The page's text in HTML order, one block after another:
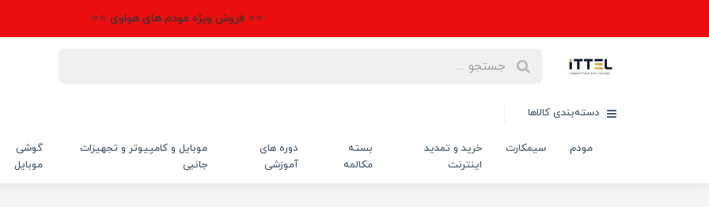
⭐⭐ فروش ویژه مودم های هواوی ⭐⭐
دسته‌بندی کالاها
مودم سیمکارت
خرید و تمدید
اینترنت
بسته
مکالمه
دوره های
آموزشی
موبایل و کامپیوتر و تجهیزات
جانبی
گوشی
موبایل